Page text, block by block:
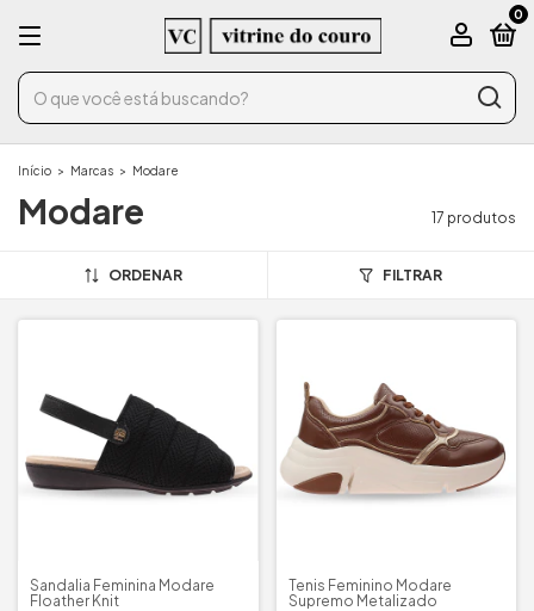
0
Início > Marcas > Modare
Modare 17 produtos
ORDENAR FILTRAR
Sandalia Feminina Modare
Floather Knit
Tenis Feminino Modare
Supremo Metalizado